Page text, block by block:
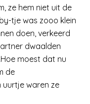
ze hem niet uit de
tje was zooo klein
doen, verkeerd
dwaalden
moest dat nu
de
uurtje waren ze